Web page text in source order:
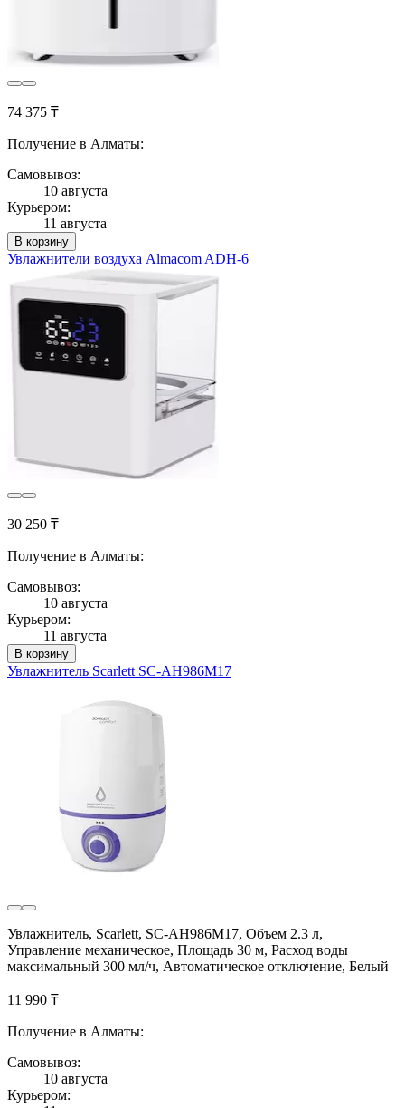
74 375 ₸
Получение в Алматы:
Самовывоз:
10 августа
Курьером:
11 августа
В корзину
Увлажнители воздуха Almacom ADH-6
30 250 ₸
Получение в Алматы:
Самовывоз:
10 августа
Курьером:
11 августа
В корзину
Увлажнитель Scarlett SC-AH986M17
Увлажнитель, Scarlett, SC-AH986M17, Объем 2.3 л,
Управление механическое, Площадь 30 м, Расход воды
максимальный 300 мл/ч, Автоматическое отключение, Белый
11 990 ₸
Получение в Алматы:
Самовывоз:
10 августа
Курьером: